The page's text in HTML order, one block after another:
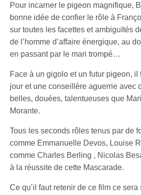
Pour incarner le pigeon magnifique,
bonne idée de confier le rôle à
sur toutes les facettes et ambiguïtés
de l’homme d’affaire énergique, au
en passant par le mari trompé…
Face à un gigolo et un futur pigeon,
jour et une conseillère aguerrie avec
belles, douées, talentueuses que
Morante.
Tous les seconds rôles tenus par de
comme Emmanuelle Devos, Louise
comme Charles Berling , Nicolas
à la réussite de cette Mascarade.
Ce qu’il faut retenir de ce film ce